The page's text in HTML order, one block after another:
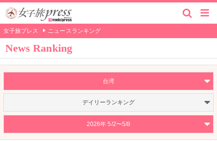
女子旅プレス ニュースランキング
News Ranking
台湾
デイリーランキング
2026年 5/2〜5/8